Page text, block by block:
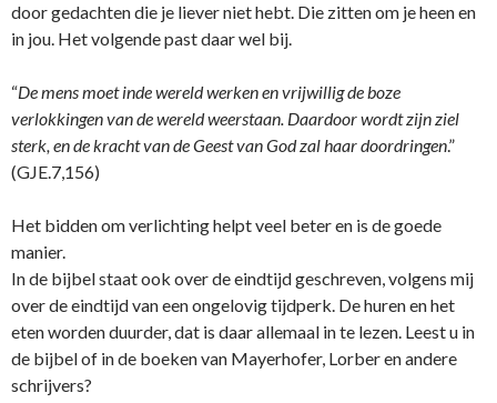
door gedachten die je liever niet hebt. Die zitten om je heen en
in jou. Het volgende past daar wel bij.
“De mens moet inde wereld werken en vrijwillig de boze
verlokkingen van de wereld weerstaan. Daardoor wordt zijn ziel
sterk, en de kracht van de Geest van God zal haar doordringen.”
(GJE.7,156)
Het bidden om verlichting helpt veel beter en is de goede
manier.
In de bijbel staat ook over de eindtijd geschreven, volgens mij
over de eindtijd van een o­ngelovig tijdperk. De huren en het
eten worden duurder, dat is daar allemaal in te lezen. Leest u in
de bijbel of in de boeken van Mayerhofer, Lorber en andere
schrijvers?